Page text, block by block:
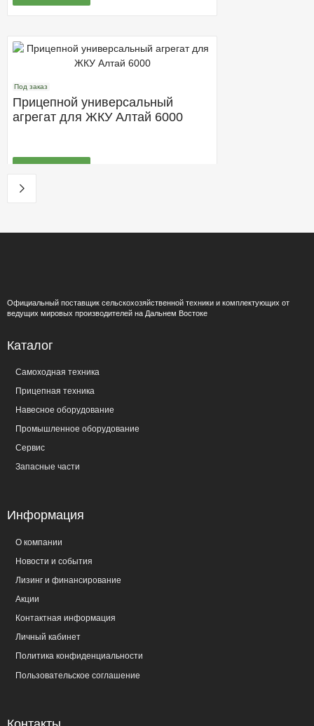
Под заказ
Прицепной универсальный
агрегат для ЖКУ Алтай 6000
Получить КП
Под заказ
Разбрасыватель органических
многофункциональный SF 325
удобрений RUBER НЕРЖ 1000
(РУМ-1000)
Получить КП
Оборудование внесение КАС и
Официальный поставщик сельскохозяйственной техники и комплектующих от
ведущих мировых производителей на Дальнем Востоке
Каталог
Самоходная техника
Прицепная техника
Навесное оборудование
Промышленное оборудование
Сервис
Запасные части
Информация
О компании
Новости и события
Лизинг и финансирование
Акции
Контактная информация
Личный кабинет
Политика конфиденциальности
Пользовательское соглашение